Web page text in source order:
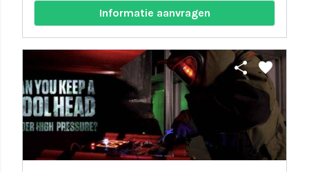
Informatie aanvragen
share favorite